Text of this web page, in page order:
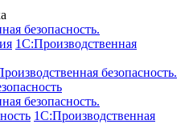
безопасность.
1C:Производственная
безопасность.
безопасность.
1C:Производственная